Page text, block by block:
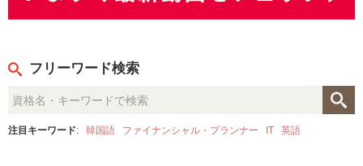
フリーワード検索
注目キーワード: 韓国語 ファイナンシャル・プランナー IT 英語